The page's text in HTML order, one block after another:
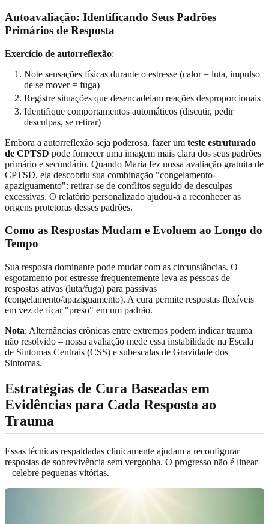
Autoavaliação: Identificando Seus Padrões
Primários de Resposta
Exercício de autorreflexão:
Note sensações físicas durante o estresse (calor = luta, impulso
de se mover = fuga)
Registre situações que desencadeiam reações desproporcionais
Identifique comportamentos automáticos (discutir, pedir
desculpas, se retirar)
Embora a autorreflexão seja poderosa, fazer um teste estruturado
de CPTSD pode fornecer uma imagem mais clara dos seus padrões
primário e secundário. Quando Maria fez nossa avaliação gratuita de
CPTSD, ela descobriu sua combinação "congelamento-
apaziguamento": retirar-se de conflitos seguido de desculpas
excessivas. O relatório personalizado ajudou-a a reconhecer as
origens protetoras desses padrões.
Como as Respostas Mudam e Evoluem ao Longo do
Tempo
Sua resposta dominante pode mudar com as circunstâncias. O
esgotamento por estresse frequentemente leva as pessoas de
respostas ativas (luta/fuga) para passivas
(congelamento/apaziguamento). A cura permite respostas flexíveis
em vez de ficar "preso" em um padrão.
Nota: Alternâncias crônicas entre extremos podem indicar trauma
não resolvido – nossa avaliação mede essa instabilidade na Escala
de Sintomas Centrais (CSS) e subescalas de Gravidade dos
Sintomas.
Estratégias de Cura Baseadas em
Evidências para Cada Resposta ao
Trauma
Essas técnicas respaldadas clinicamente ajudam a reconfigurar
respostas de sobrevivência sem vergonha. O progresso não é linear
– celebre pequenas vitórias.